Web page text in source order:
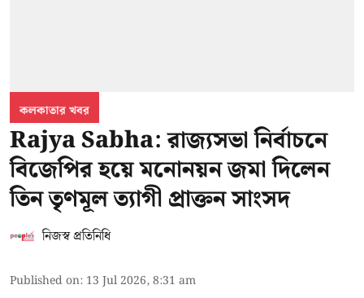
কলকাতার খবর
Rajya Sabha: রাজ্যসভা নির্বাচনে
বিজেপির হয়ে মনোনয়ন জমা দিলেন
তিন তৃণমূল ত্যাগী প্রাক্তন সাংসদ
নিজস্ব প্রতিনিধি
Published on: 13 Jul 2026, 8:31 am